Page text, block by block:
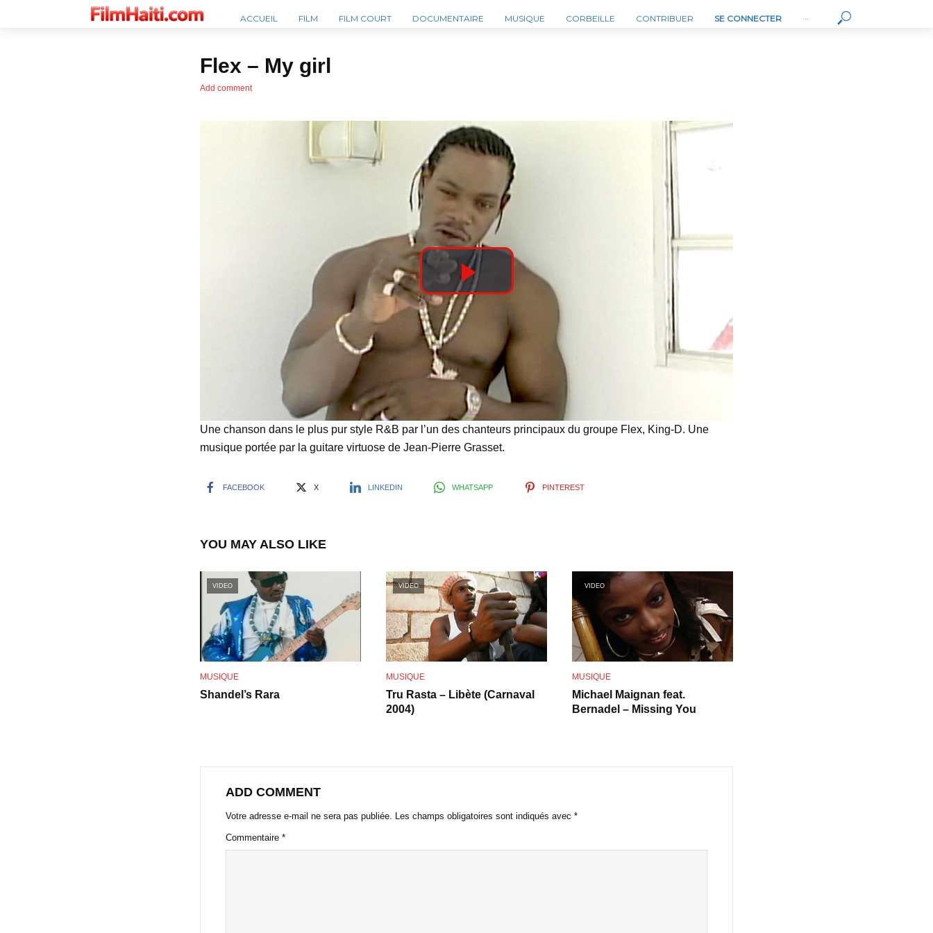
ACCUEIL FILM FILM COURT DOCUMENTAIRE MUSIQUE CORBEILLE CONTRIBUER SE CONNECTER ···
Flex – My girl
Add comment
P
a
y
V
d
e
o
Une chanson dans le plus pur style R&B par l’un des chanteurs principaux du groupe Flex, King-D. Une
musique portée par la guitare virtuose de Jean-Pierre Grasset.
FACEBOOK X LINKEDIN WHATSAPP PINTEREST
YOU MAY ALSO LIKE
VIDEO
MUSIQUE
Shandel’s Rara
VIDEO
MUSIQUE
Tru Rasta – Libète (Carnaval
2004)
VIDEO
MUSIQUE
Michael Maignan feat.
Bernadel – Missing You
ADD COMMENT
Votre adresse e-mail ne sera pas publiée. Les champs obligatoires sont indiqués avec *
Commentaire *